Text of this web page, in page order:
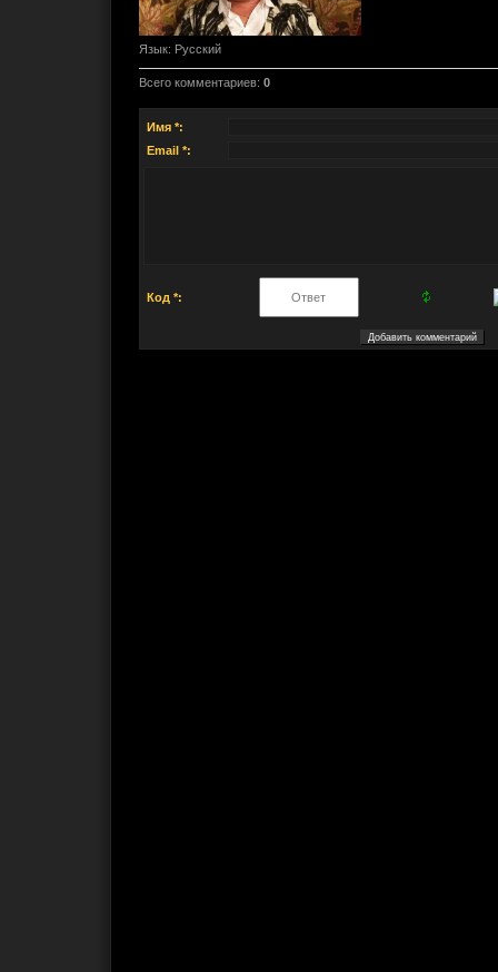
Язык: Русский
Всего комментариев: 0
Имя *:
Email *:
Код *: